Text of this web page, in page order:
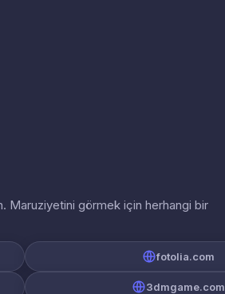
Maruziyetini görmek için herhangi bir
fotolia.com
3dmgame.com